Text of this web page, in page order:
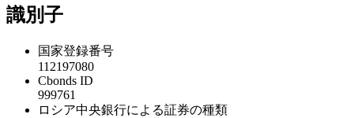
識別子
国家登録番号
112197080
Cbonds ID
999761
ロシア中央銀行による証券の種類